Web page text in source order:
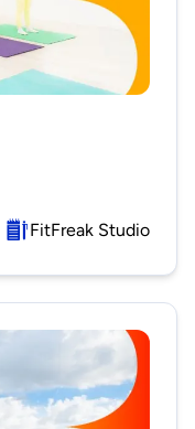
FitFreak Studio